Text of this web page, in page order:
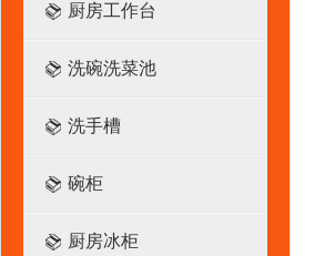
厨房工作台
洗碗洗菜池
洗手槽
碗柜
厨房冰柜